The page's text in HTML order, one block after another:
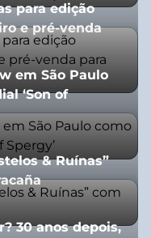
para edição
e pré-venda
em São Paulo
‘Son of
& Ruínas”
30 anos depois,